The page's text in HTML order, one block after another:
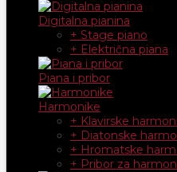
Digitalna pianina
+ Stage piano
+ Električna piana
Piana i pribor
Harmonike
+ Klavirske
+ Diatonske
+ Hromatske
+ Pribor za